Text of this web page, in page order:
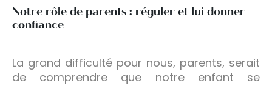
Notre rôle de parents : réguler et lui donner
confiance
La grand difficulté pour nous, parents, serait
de comprendre que notre enfant se